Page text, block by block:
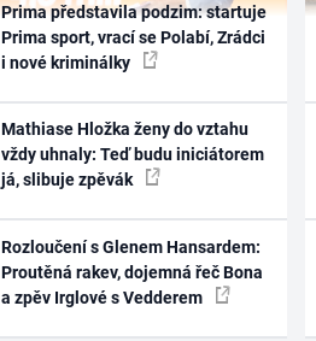
Prima představila podzim: startuje
Prima sport, vrací se Polabí, Zrádci
i nové kriminálky
Mathiase Hložka ženy do vztahu
vždy uhnaly: Teď budu iniciátorem
já, slibuje zpěvák
Rozloučení s Glenem Hansardem:
Proutěná rakev, dojemná řeč Bona
a zpěv Irglové s Vedderem